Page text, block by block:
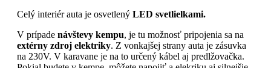
Celý interiér auta je osvetlený LED svetlielkami.
V prípade návštevy kempu, je tu možnosť pripojenia sa na
extérny zdroj elektriky. Z vonkajšej strany auta je zásuvka
na 230V. V karavane je na to určený kábel aj predlžovačka.